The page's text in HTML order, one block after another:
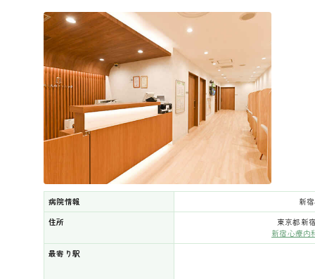
病院情報
新
住所
東京都新
新宿心療内
最寄り駅